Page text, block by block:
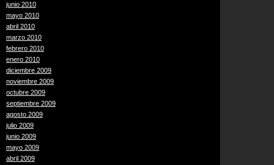
junio 2010
mayo 2010
abril 2010
marzo 2010
febrero 2010
enero 2010
diciembre 2009
noviembre 2009
octubre 2009
septiembre 2009
agosto 2009
julio 2009
junio 2009
mayo 2009
abril 2009